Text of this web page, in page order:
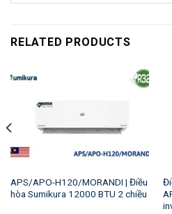
RELATED PRODUCTS
APS/APO-H120/MORANDI | Điều
hòa Sumikura 12000 BTU 2 chiều